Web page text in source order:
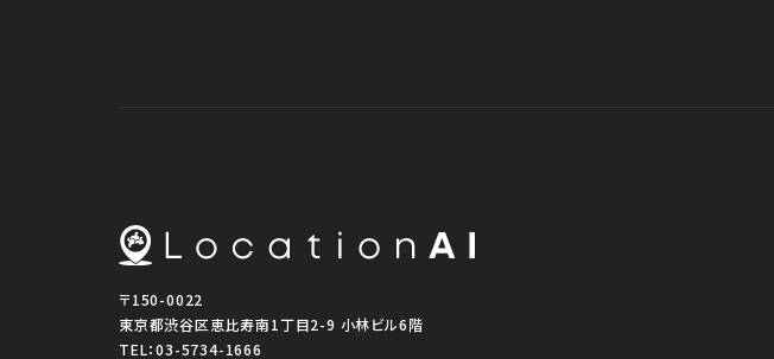
〒150-0022
東京都渋谷区恵比寿南1丁目2-9 小林ビル6階
TEL：03-5734-1666